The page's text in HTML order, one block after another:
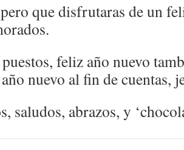
que disfrutaras de un
feliz año nuevo
nuevo al fin de cuentas,
saludos, abrazos, y